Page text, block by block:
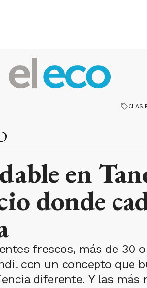
en
donde
frescos, más de 30
con un concepto que
diferente. Y las más